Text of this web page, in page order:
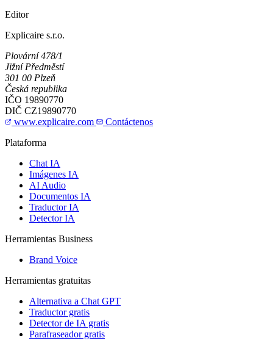
Editor
Explicaire s.r.o.
Plovární 478/1
Jižní Předměstí
301 00 Plzeň
Česká republika
IČO 19890770
DIČ CZ19890770
www.explicaire.com
Contáctenos
Plataforma
Chat IA
Imágenes IA
AI Audio
Documentos IA
Traductor IA
Detector IA
Herramientas Business
Brand Voice
Herramientas gratuitas
Alternativa a Chat GPT
Traductor gratis
Detector de IA gratis
Parafraseador gratis